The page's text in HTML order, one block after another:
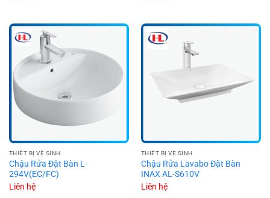
THIẾT BỊ VỆ SINH
Chậu Rửa Đặt Bàn L-
294V(EC/FC)
Liên hệ
THIẾT BỊ VỆ SINH
Chậu Rửa Lavabo Đặt Bàn
INAX AL-S610V
Liên hệ